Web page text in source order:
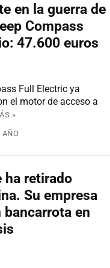
en la guerra de
Compass
47.600 euros
Full Electric ya
el motor de acceso a
»
AÑO
ha retirado
Su empresa
en